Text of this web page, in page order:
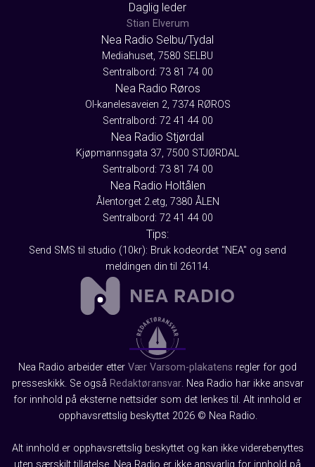
Daglig leder
Stian Elverum
Nea Radio Selbu/Tydal
Mediahuset, 7580 SELBU
Sentralbord: 73 81 74 00
Nea Radio Røros
Ol-kanelesaveien 2, 7374 RØROS
Sentralbord: 72 41 44 00
Nea Radio Stjørdal
Kjøpmannsgata 37, 7500 STJØRDAL
Sentralbord: 73 81 74 00
Nea Radio Holtålen
Ålentorget 2.etg, 7380 ÅLEN
Sentralbord: 72 41 44 00
Tips:
Send SMS til studio (10kr): Bruk kodeordet "NEA" og send
meldingen din til 26114.
Nea Radio arbeider etter Vær Varsom-plakatens regler for god
presseskikk. Se også Redaktøransvar. Nea Radio har ikke ansvar
for innhold på eksterne nettsider som det lenkes til. Alt innhold er
opphavsrettslig beskyttet 2026 © Nea Radio.
Alt innhold er opphavsrettslig beskyttet og kan ikke viderebenyttes